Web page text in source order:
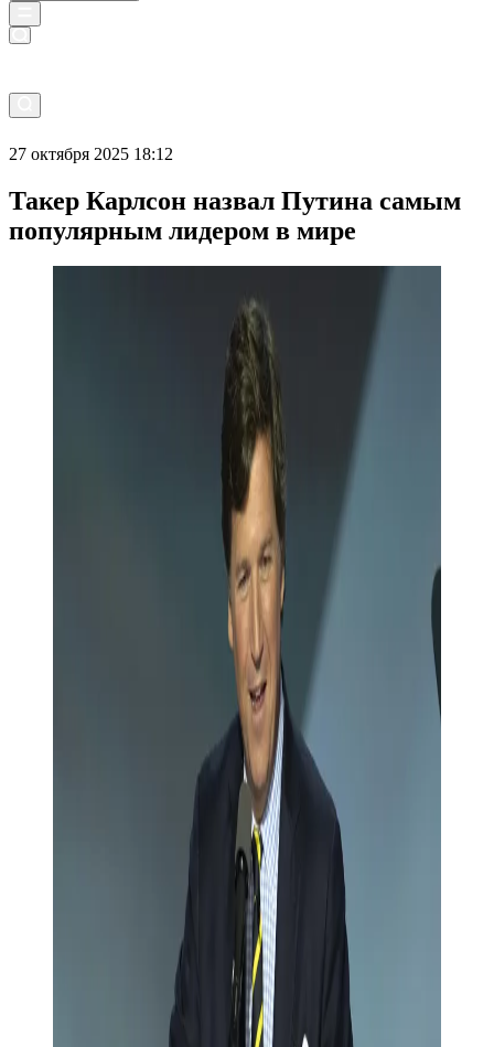
27 октября 2025 18:12
Такер Карлсон назвал Путина самым
популярным лидером в мире